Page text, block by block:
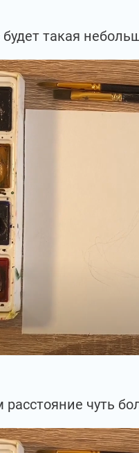
будет такая
расстояние чуть